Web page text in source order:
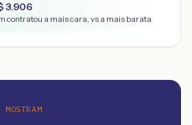
3.906
contratou a mais cara, vs a mais barata